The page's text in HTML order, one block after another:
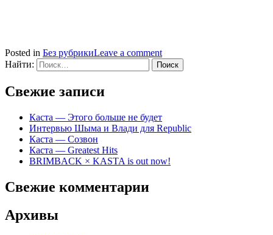
Posted in Без рубрикиLeave a comment
Найти:
Свежие записи
Каста — Этого больше не будет
Интервью Шыма и Влади для Republic
Каста — Созвон
Каста — Greatest Hits
BRIMBACK × KASTA is out now!
Свежие комментарии
Архивы